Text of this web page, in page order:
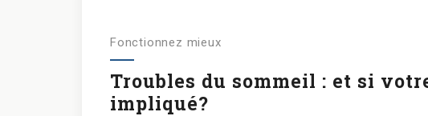
Fonctionnez mieux
Troubles du sommeil : et si
impliqué?